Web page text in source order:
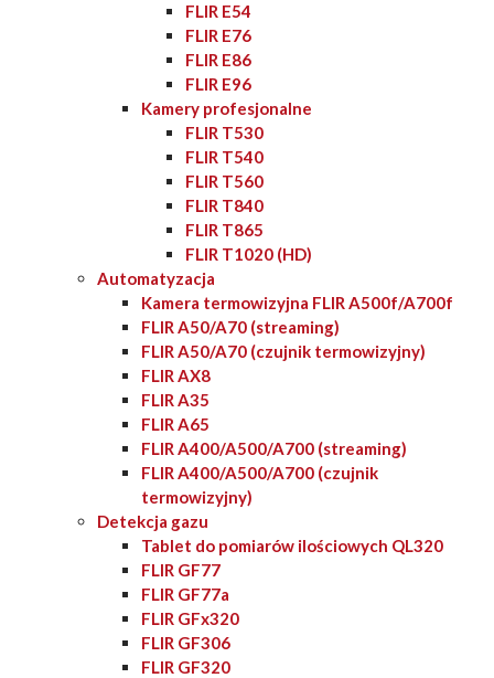
FLIR E54
FLIR E76
FLIR E86
FLIR E96
Kamery profesjonalne
FLIR T530
FLIR T540
FLIR T560
FLIR T840
FLIR T865
FLIR T1020 (HD)
Automatyzacja
Kamera termowizyjna FLIR A500f/A700f
FLIR A50/A70 (streaming)
FLIR A50/A70 (czujnik termowizyjny)
FLIR AX8
FLIR A35
FLIR A65
FLIR A400/A500/A700 (streaming)
FLIR A400/A500/A700 (czujnik
termowizyjny)
Detekcja gazu
Tablet do pomiarów ilościowych QL320
FLIR GF77
FLIR GF77a
FLIR GFx320
FLIR GF306
FLIR GF320